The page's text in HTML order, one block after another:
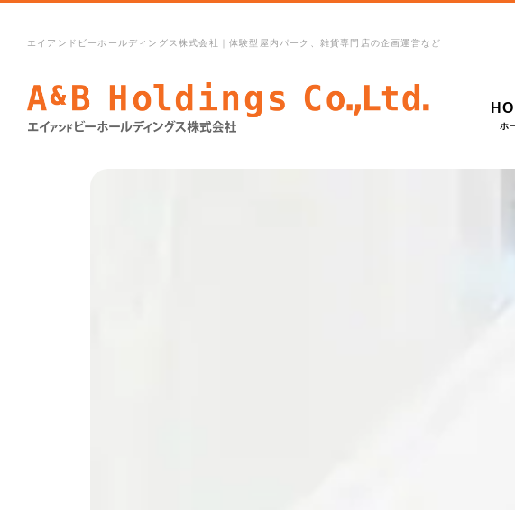
エイアンドビーホールディングス株式会社｜体験型屋内パーク、雑貨専門店の企画運営など
ホ